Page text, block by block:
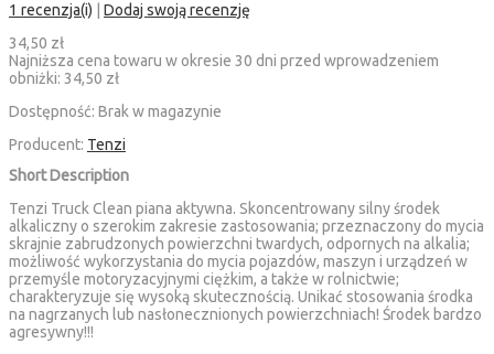
1 recenzja(i)
Dodaj swoją recenzję
34,50 zł
Najniższa cena towaru w okresie 30 dni przed wprowadzeniem
obniżki: 34,50 zł
Dostępność: Brak w magazynie
Producent: Tenzi
Short Description
Tenzi Truck Clean piana aktywna. Skoncentrowany silny środek
alkaliczny o szerokim zakresie zastosowania; przeznaczony do mycia
skrajnie zabrudzonych powierzchni twardych, odpornych na alkalia;
możliwość wykorzystania do mycia pojazdów, maszyn i urządzeń w
przemyśle motoryzacyjnymi ciężkim, a także w rolnictwie;
charakteryzuje się wysoką skutecznością. Unikać stosowania środka
na nagrzanych lub nasłonecznionych powierzchniach! Środek bardzo
agresywny!!!